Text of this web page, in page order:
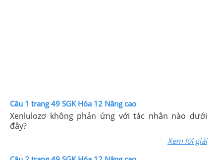
Câu 1 trang 49 SGK Hóa 12 Nâng cao
Xenlulozơ không phản ứng với tác nhân nào dưới
đây?
Xem lời giải